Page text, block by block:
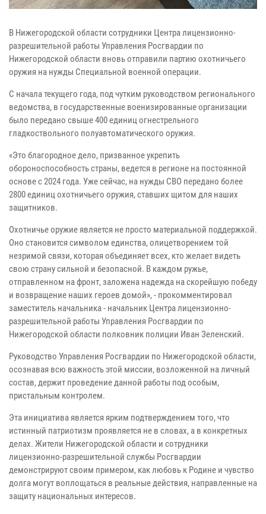
В Нижегородской области сотрудники Центра лицензионно-
разрешительной работы Управления Росгвардии по
Нижегородской области вновь отправили партию охотничьего
оружия на нужды Специальной военной операции.
С начала текущего года, под чутким руководством регионального
ведомства, в государственные военизированные организации
было передано свыше 400 единиц огнестрельного
гладкоствольного полуавтоматического оружия.
«Это благородное дело, призванное укрепить
обороноспособность страны, ведется в регионе на постоянной
основе с 2024 года. Уже сейчас, на нужды СВО передано более
2800 единиц охотничьего оружия, ставших щитом для наших
защитников.
Охотничье оружие является не просто материальной поддержкой.
Оно становится символом единства, олицетворением той
незримой связи, которая объединяет всех, кто желает видеть
свою страну сильной и безопасной. В каждом ружье,
отправленном на фронт, заложена надежда на скорейшую победу
и возвращение наших героев домой», - прокомментировал
заместитель начальника - начальник Центра лицензионно-
разрешительной работы Управления Росгвардии по
Нижегородской области полковник полиции Иван Зеленский.
Руководство Управления Росгвардии по Нижегородской области,
осознавая всю важность этой миссии, возложенной на личный
состав, держит проведение данной работы под особым,
пристальным контролем.
Эта инициатива является ярким подтверждением того, что
истинный патриотизм проявляется не в словах, а в конкретных
делах. Жители Нижегородской области и сотрудники
лицензионно-разрешительной службы Росгвардии
демонстрируют своим примером, как любовь к Родине и чувство
долга могут воплощаться в реальные действия, направленные на
защиту национальных интересов.